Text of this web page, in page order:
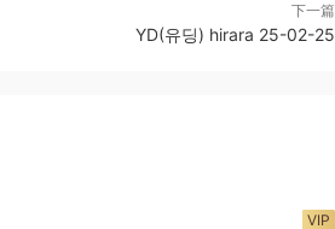
下一篇
YD(유딩) hirara 25-02-25
VIP